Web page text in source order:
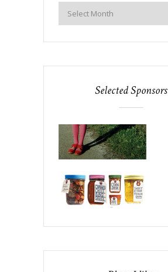
Selected Sponsors